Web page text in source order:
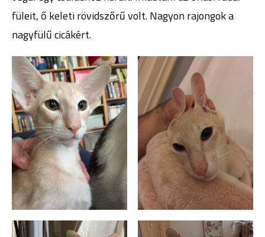
füleit, ő keleti rövidszőrű volt. Nagyon rajongok a
nagyfülű cicákért.